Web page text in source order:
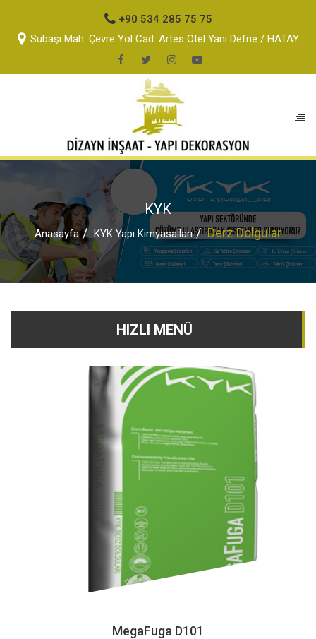
+90 534 285 75 75
Subaşı Mah. Çevre Yol Cad. Artes Otel Yanı Defne / HATAY
KYK
Anasayfa KYK Yapı Kimyasalları Derz Dolgular
HIZLI MENÜ
MegaFuga D101